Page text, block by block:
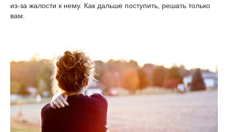
из-за жалости к нему. Как дальше поступить, решать только
вам.